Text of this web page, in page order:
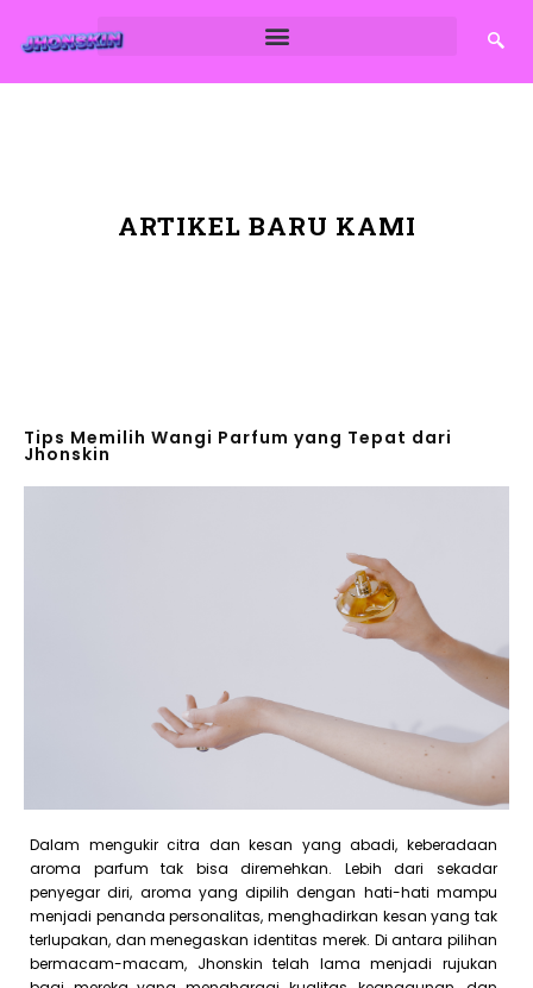
ARTIKEL BARU KAMI
Tips Memilih Wangi Parfum yang Tepat dari
Jhonskin
Dalam mengukir citra dan kesan yang abadi, keberadaan
aroma parfum tak bisa diremehkan. Lebih dari sekadar
penyegar diri, aroma yang dipilih dengan hati-hati mampu
menjadi penanda personalitas, menghadirkan kesan yang tak
terlupakan, dan menegaskan identitas merek. Di antara pilihan
bermacam-macam, Jhonskin telah lama menjadi rujukan